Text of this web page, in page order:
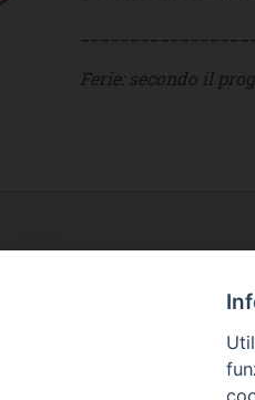
Ferie: secondo il